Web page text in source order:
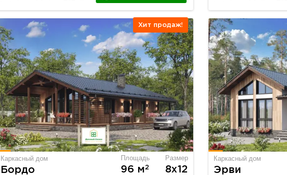
Хит продаж!
Каркасный дом
Бордо
Площадь
96 м2
Размер
8х12
Каркасный дом
Эрви